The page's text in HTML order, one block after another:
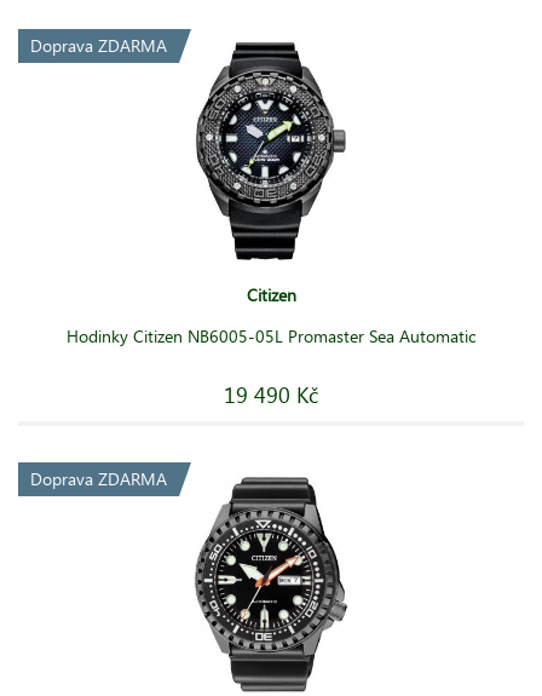
Doprava ZDARMA
Citizen
Hodinky Citizen NB6005-05L Promaster Sea Automatic
19 490 Kč
Doprava ZDARMA